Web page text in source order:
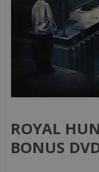
ROYAL
BONUS